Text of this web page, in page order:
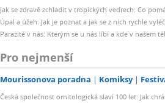
Jak se zdravě zchladit v tropických vedrech: Co
Úpal a úžeh: Jak je poznat a jak se z nich rychle
Parazité v nás: Kterým se u nás líbí a kde v našem
Pro nejmenší
Mourissonova poradna Komiksy
Česká společnost ornitologická slaví 100 let: Jak